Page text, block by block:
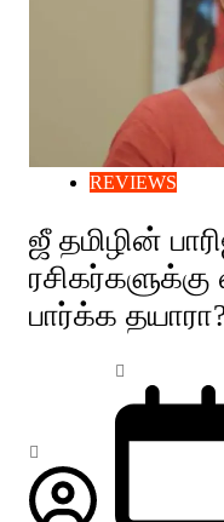
REVIEWS
ஜீ தமிழின்
பார்க்க